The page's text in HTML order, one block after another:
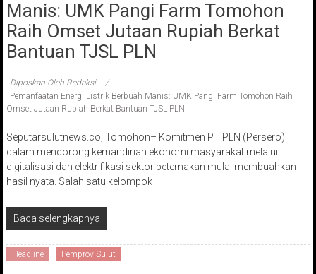
Manis: UMK Pangi Farm Tomohon
Raih Omset Jutaan Rupiah Berkat
Bantuan TJSL PLN
Diposkan Oleh:Redaksi
Pemanfaatan Energi Listrik Berbuah Manis: UMK Pangi Farm Tomohon Raih
Omset Jutaan Rupiah Berkat Bantuan TJSL PLN
Seputarsulutnews.co, Tomohon– Komitmen PT PLN (Persero)
dalam mendorong kemandirian ekonomi masyarakat melalui
digitalisasi dan elektrifikasi sektor peternakan mulai membuahkan
hasil nyata. Salah satu kelompok
Baca selengkapnya
Headline Pemprov Sulut